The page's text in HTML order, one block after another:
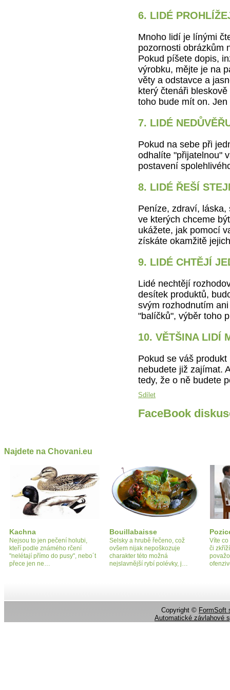
6. LIDÉ
Mnoho lidí je línými
pozornosti obrázkům
Pokud píšete dopis,
výrobku, mějte je na
věty a odstavce a
který čtenáři
toho bude mít on.
7. LIDÉ
Pokud na sebe při
odhalíte "přijatelnou"
postavení
8. LIDÉ ŘEŠÍ
Peníze, zdraví, láska,
ve kterých chceme
ukážete, jak pomocí
získáte okamžitě
9. LIDÉ CHTĚJÍ
Lidé nechtějí
desítek produktů,
svým rozhodnutím
"balíčků", výběr toho
10. VĚTŠINA LIDÍ
Pokud se váš
nebudete již zajímat.
tedy, že o ně budete
Sdílet
FaceBook
Najdete na Chovani.eu
Kachna
Nejsou to jen pečení holubi,
kteří podle známého rčení
"nelétají přímo do pusy", nebo´t
přece jen ne…
Bouillabaisse
Selsky a hrubě řečeno, což
ovšem nijak nepoškozuje
charakter této možná
nejslavnější rybí polévky, j…
Víte co
či
Copyright © FormSoft
Automatické závlahové